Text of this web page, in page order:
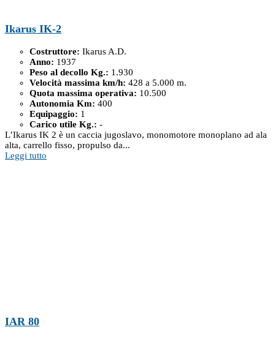
Ikarus IK-2
Costruttore: Ikarus A.D.
Anno: 1937
Peso al decollo Kg.: 1.930
Velocità massima km/h: 428 a 5.000 m.
Quota massima operativa: 10.500
Autonomia Km: 400
Equipaggio: 1
Carico utile Kg.: -
L’Ikarus IK 2 è un caccia jugoslavo, monomotore monoplano ad ala
alta, carrello fisso, propulso da...
Leggi tutto
IAR 80